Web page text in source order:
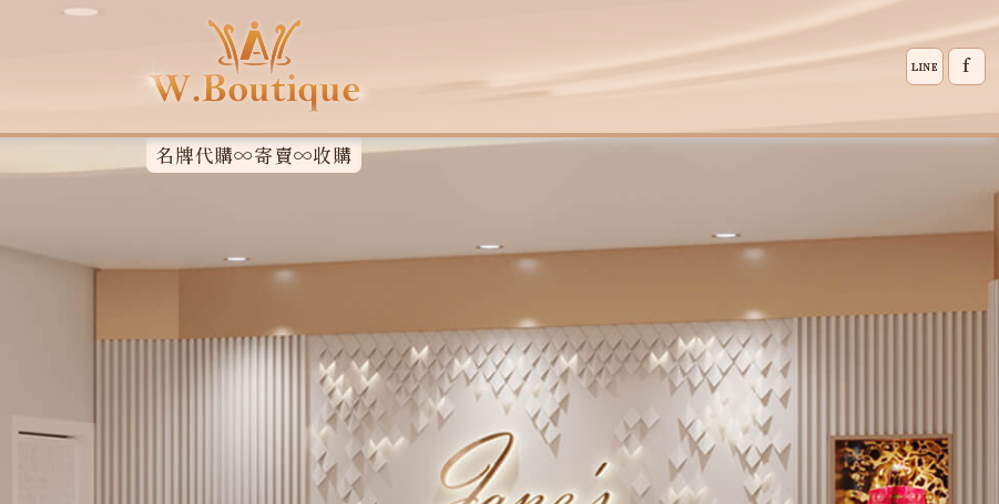
名牌代購∞寄賣∞收購